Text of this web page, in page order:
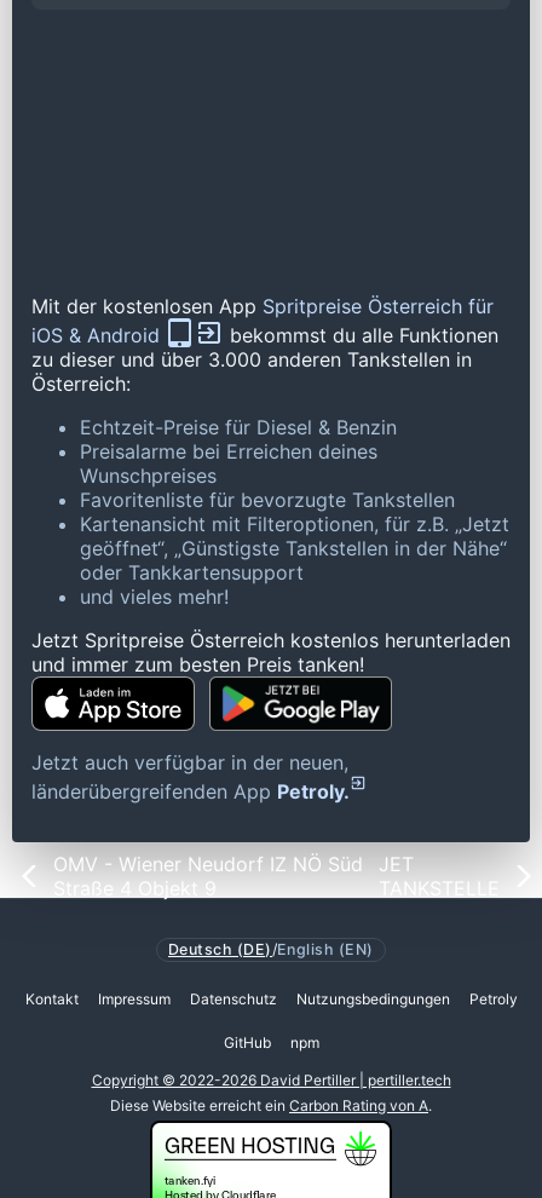
Mit der kostenlosen App Spritpreise Österreich für
iOS & Android
bekommst du alle Funktionen
zu dieser und über 3.000 anderen Tankstellen in
Österreich:
Echtzeit-Preise für Diesel & Benzin
Preisalarme bei Erreichen deines
Wunschpreises
Favoritenliste für bevorzugte Tankstellen
Kartenansicht mit Filteroptionen, für z.B. „Jetzt
geöffnet“, „Günstigste Tankstellen in der Nähe“
oder Tankkartensupport
und vieles mehr!
Jetzt Spritpreise Österreich kostenlos herunterladen
und immer zum besten Preis tanken!
Jetzt auch verfügbar in der neuen,
länderübergreifenden App Petroly.
OMV - Wiener Neudorf IZ NÖ Süd
Straße 4 Objekt 9
JET
TANKSTELLE
Deutsch (DE)/English (EN)
Kontakt Impressum Datenschutz Nutzungsbedingungen Petroly
GitHub npm
Copyright © 2022-2026 David Pertiller | pertiller.tech
Diese Website erreicht ein Carbon Rating von A.